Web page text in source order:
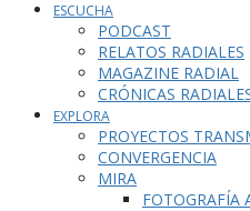
ESCUCHA
PODCAST
RELATOS RADIALES
MAGAZINE RADIAL
CRÓNICAS
EXPLORA
PROYECTOS
CONVERGENCIA
MIRA
FOTOGRAFÍA